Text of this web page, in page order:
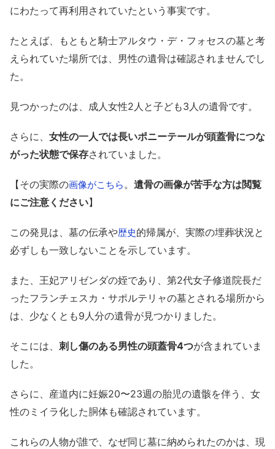
にわたって再利用されていたという事実です。
たとえば、もともと騎士アルタウ・デ・フォセスの墓と考
えられていた場所では、男性の遺骨は確認されませんでし
た。
見つかったのは、成人女性2人と子ども3人の遺骨です。
さらに、 女性の一人では長いポニーテールが頭蓋骨につな
がった状態で保存されていました。
【その実際の画像がこちら。 遺骨の画像が苦手な方は閲覧
にご注意ください】
この発見は、墓の伝承や歴史的帰属が、実際の埋葬状況と
必ずしも一致しないことを示しています。
また、王妃アリゼンダの姪であり、第2代女子修道院長だ
ったフランチェスカ・サポルテリャの墓とされる場所から
は、少なくとも9人分の遺骨が見つかりました。
そこには、 刺し傷のある男性の頭蓋骨4つが含まれていま
した。
さらに、産道内に妊娠20〜23週の胎児の遺骸を伴う、女
性のミイラ化した胴体も確認されています。
これらの人物が誰で、なぜ同じ墓に納められたのかは、現